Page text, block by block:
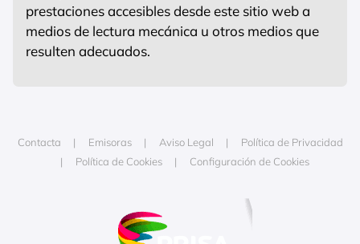
prestaciones accesibles desde este sitio web a
medios de lectura mecánica u otros medios que
resulten adecuados.
Contacta Emisoras Aviso Legal
Política de Privacidad
Política de Cookies
Configuración de Cookies